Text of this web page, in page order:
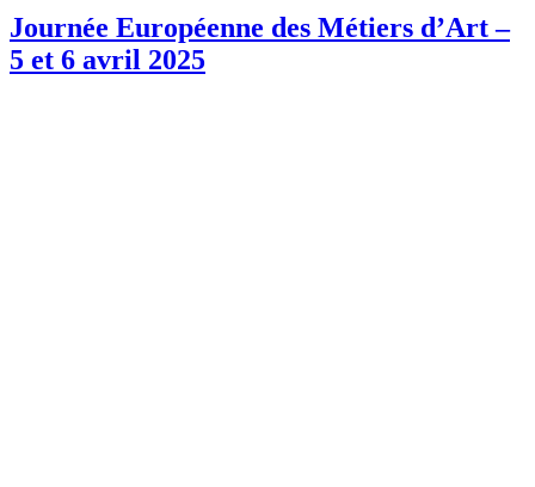
Journée Européenne des Métiers d’Art –
5 et 6 avril 2025